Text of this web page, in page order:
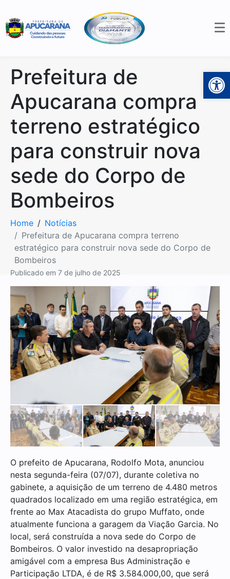
Prefeitura de
Apucarana compra
terreno estratégico
para construir nova
sede do Corpo de
Bombeiros
Home
Notícias
Prefeitura de Apucarana compra terreno
estratégico para construir nova sede do Corpo de
Bombeiros
Publicado em 7 de julho de 2025
O prefeito de Apucarana, Rodolfo Mota, anunciou
nesta segunda-feira (07/07), durante coletiva no
gabinete, a aquisição de um terreno de 4.480 metros
quadrados localizado em uma região estratégica, em
frente ao Max Atacadista do grupo Muffato, onde
atualmente funciona a garagem da Viação Garcia. No
local, será construída a nova sede do Corpo de
Bombeiros. O valor investido na desapropriação
amigável com a empresa Bus Administração e
Participação LTDA, é de R$ 3.584.000,00, que será